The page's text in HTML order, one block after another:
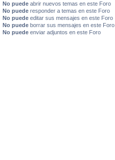
No puede abrir nuevos temas en este Foro
No puede responder a temas en este Foro
No puede editar sus mensajes en este Foro
No puede borrar sus mensajes en este Foro
No puede enviar adjuntos en este Foro